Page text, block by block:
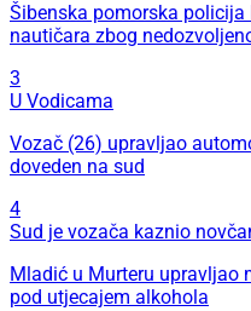
Šibenska pomorska
nautičara zbog
3
U Vodicama
Vozač (26) upravljao
doveden na sud
4
Sud je vozača kaznio
Mladić u Murteru upravljao
pod utjecajem alkohola